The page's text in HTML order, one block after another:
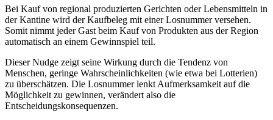
Bei Kauf von regional produzierten Gerichten oder Lebensmitteln in
der Kantine wird der Kaufbeleg mit einer Losnummer versehen.
Somit nimmt jeder Gast beim Kauf von Produkten aus der Region
automatisch an einem Gewinnspiel teil.
Dieser Nudge zeigt seine Wirkung durch die Tendenz von
Menschen, geringe Wahrscheinlichkeiten (wie etwa bei Lotterien)
zu überschätzen. Die Losnummer lenkt Aufmerksamkeit auf die
Möglichkeit zu gewinnen, verändert also die
Entscheidungskonsequenzen.